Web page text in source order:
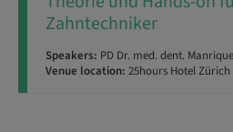
Zahntechniker
Speakers: PD Dr. med. dent.
Venue location: 25hours Hotel